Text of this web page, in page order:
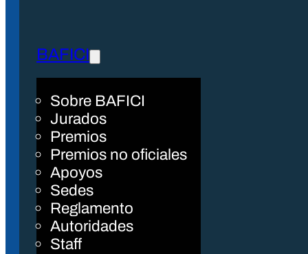
BAFICI
Sobre BAFICI
Jurados
Premios
Premios no oficiales
Apoyos
Sedes
Reglamento
Autoridades
Staff